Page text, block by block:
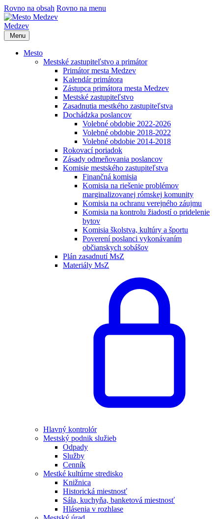
Rovno na obsah Rovno na menu
Medzev
Menu
Mesto
Mestské zastupiteľstvo a primátor
Primátor mesta Medzev
Kalendár primátora
Zástupca primátora mesta Medzev
Mestské zastupiteľstvo
Zasadnutia mestkého zastupiteľstva
Dochádzka poslancov
Volebné obdobie 2022-2026
Volebné obdobie 2018-2022
Volebné obdobie 2014-2018
Rokovací poriadok
Zásady odmeňovania poslancov
Komisie mestského zastupiteľstva
Finančná komisia
Komisia na riešenie problémov
marginalizovanej rómskej komunity
Komisia na ochranu verejného záujmu
Komisia na kontrolu žiadostí o pridelenie
bytov
Komisia školstva, kultúry a športu
Poverení poslanci vykonávaním
občianskych sobášov
Plán zasadnutí MsZ
Materiály MsZ
Hlavný kontrolór
Mestský podnik služieb
Odpady
Služby
Cenník
Mestké kultúrne stredisko
Knižnica
Historická miestnosť
Sála, kuchyňa, banketová miestnosť
Hlásenia v rozhlase